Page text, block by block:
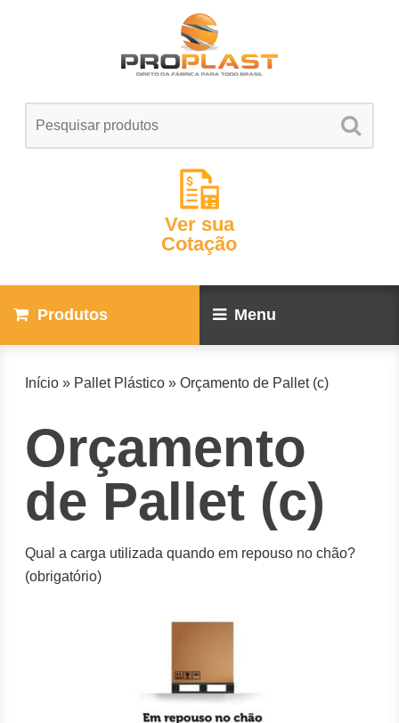
Ver sua
Cotação
Produtos Menu
Início » Pallet Plástico »Orçamento de Pallet (c)
Orçamento
de Pallet (c)
Qual a carga utilizada quando em repouso no chão?
(obrigatório)